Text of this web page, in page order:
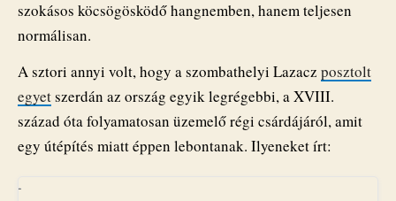
szokásos köcsögösködő hangnemben, hanem teljesen
normálisan.
A sztori annyi volt, hogy a szombathelyi Lazacz posztolt
egyetszerdán az ország egyik legrégebbi, a XVIII.
század óta folyamatosan üzemelő régi csárdájáról, amit
egy útépítés miatt éppen lebontanak. Ilyeneket írt: